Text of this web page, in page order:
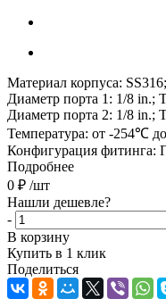
Материал корпуса:
Диаметр порта 1: 1/8 in.;
Диаметр порта 2: 1/8 in.;
Температура: от -254℃
Конфигурация фитинга:
Подробнее
0 ₽ /шт
Нашли дешевле?
-
В корзину
Купить в 1 клик
Поделиться